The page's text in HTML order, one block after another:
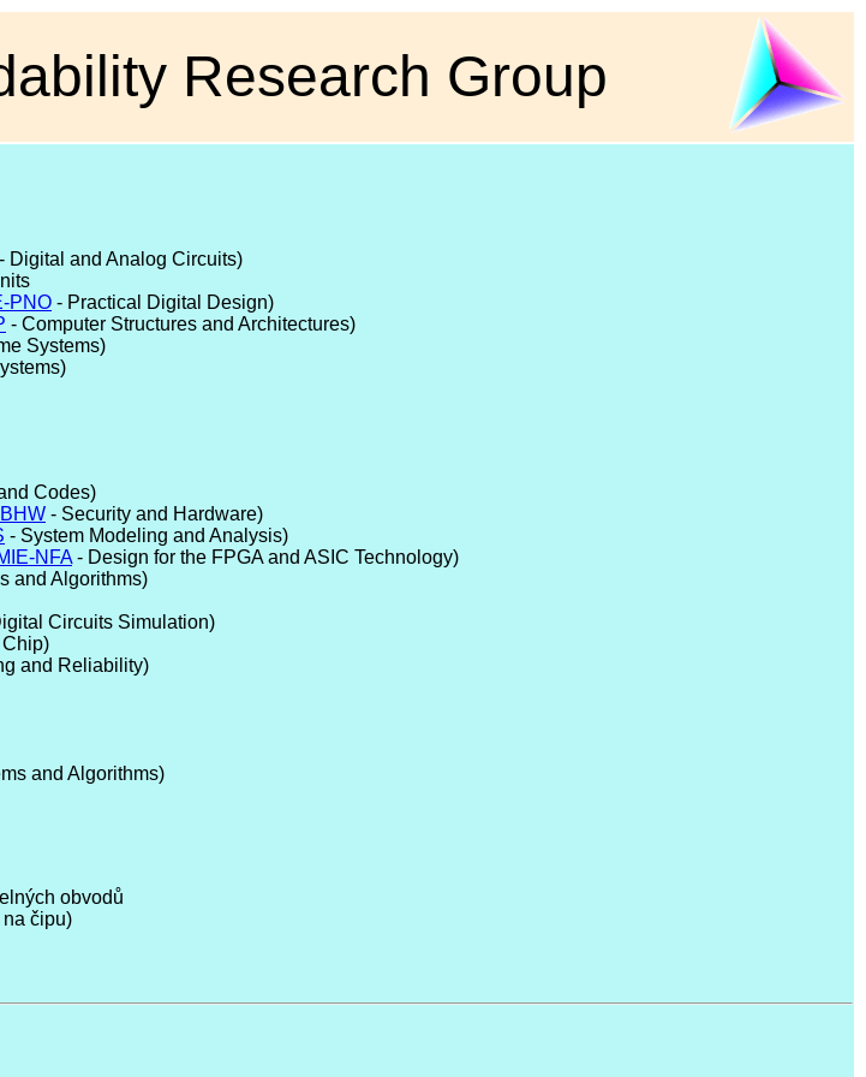
Research Group
- Digital and Analog Circuits)
PNO - Practical Digital Design)
- Computer Structures and Architectures)
Systems)
Codes)
- Security and Hardware)
- System Modeling and Analysis)
NFA- Design for the FPGA and ASIC Technology)
and Algorithms)
Circuits Simulation)
and Reliability)
and Algorithms)
obvodů
čipu)